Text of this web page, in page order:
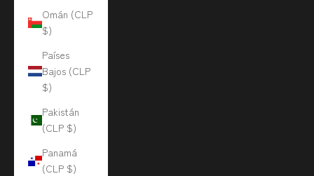
Omán (CLP
$)
Países
Bajos (CLP
$)
Pakistán
(CLP $)
Panamá
(CLP $)